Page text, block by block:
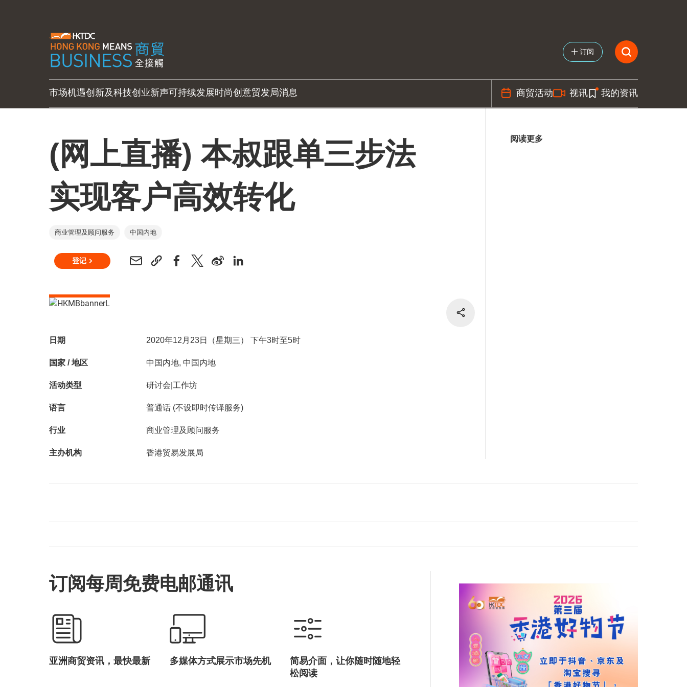
订阅
市场机遇创新及科技创业新声可持续发展时尚创意贸发局消息 商贸活动 视讯 我的资讯
(网上直播) 本叔跟单三步法
实现客户高效转化
商业管理及顾问服务 中国内地
登记
日期 2020年12月23日（星期三） 下午3时至5时
国家 / 地区 中国内地, 中国内地
活动类型 研讨会|工作坊
语言 普通话 (不设即时传译服务)
行业 商业管理及顾问服务
主办机构 香港贸易发展局
阅读更多
订阅每周免费电邮通讯
亚洲商贸资讯，最快最新 多媒体方式展示市场先机
简易介面，让你随时随地轻
松阅读